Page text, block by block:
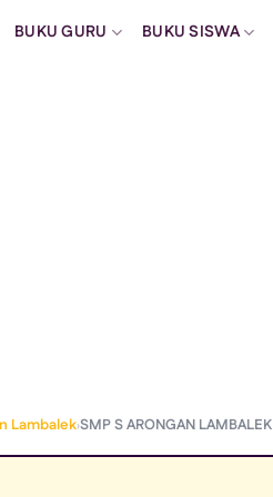
BUKU GURU BUKU SISWA
Lambalek›SMP S ARONGAN LAMBALEK